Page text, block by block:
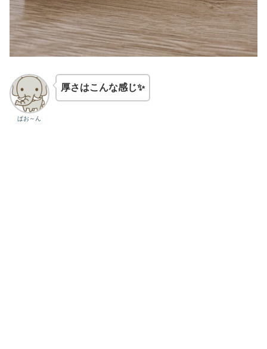
ぱお～ん
厚さはこんな感じ✨